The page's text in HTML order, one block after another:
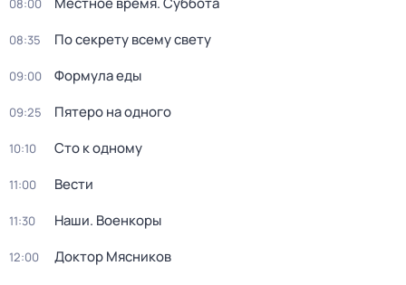
08:00
08:35 По секрету всему свету
09:00 Формула еды
09:25 Пятеро на одного
10:10 Сто к одному
11:00 Вести
11:30 Наши. Военкоры
12:00 Доктор Мясников